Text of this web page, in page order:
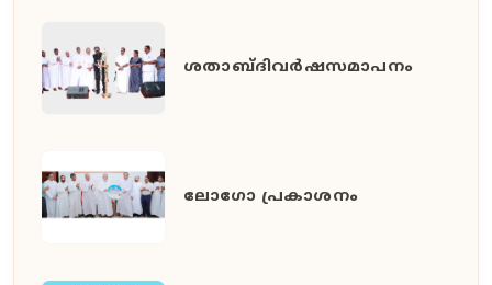
ശതാബ്ദിവർഷസമാപനം
ലോഗോ പ്രകാശനം